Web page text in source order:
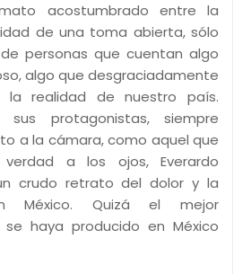
acostumbrado entre la
de una toma abierta, sólo
personas que cuentan algo
algo que desgraciadamente
realidad de nuestro país.
sus protagonistas, siempre
a la cámara, como aquel que
a los ojos, Everardo
crudo retrato del dolor y la
México. Quizá el mejor
haya producido en México